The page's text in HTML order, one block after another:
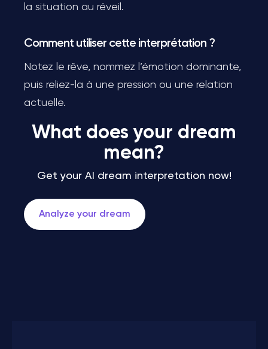
la situation au réveil.
Comment utiliser cette interprétation ?
Notez le rêve, nommez l’émotion dominante,
puis reliez-la à une pression ou une relation
actuelle.
What does your dream
mean?
Get your AI dream interpretation now!
Analyze your dream